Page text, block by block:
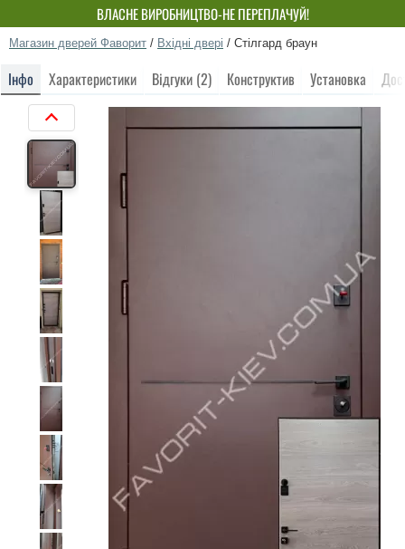
ВЛАСНЕ ВИРОБНИЦТВО-НЕ ПЕРЕПЛАЧУЙ!
Магазин дверей Фаворит / Вхідні двері / Стілгард браун
Інфо Характеристики Відгуки (2) Конструктив Установка